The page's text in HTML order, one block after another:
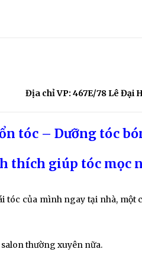
Địa chỉ VP: 467E/78 Lê Đại
tóc – Dưỡng tóc
thích giúp tóc mọc
tóc của mình ngay tại nhà, một
thường xuyên nữa.